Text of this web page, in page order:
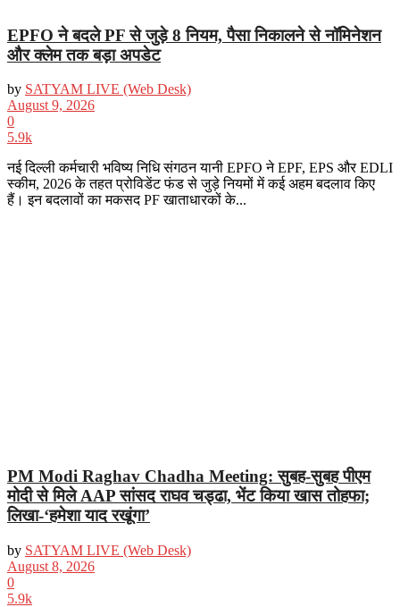
EPFO ने बदले PF से जुड़े 8 नियम, पैसा निकालने से नॉमिनेशन
और क्लेम तक बड़ा अपडेट
by SATYAM LIVE (Web Desk)
August 9, 2026
0
5.9k
नई दिल्ली कर्मचारी भविष्य निधि संगठन यानी EPFO ने EPF, EPS और EDLI
स्कीम, 2026 के तहत प्रोविडेंट फंड से जुड़े नियमों में कई अहम बदलाव किए
हैं। इन बदलावों का मकसद PF खाताधारकों के...
PM Modi Raghav Chadha Meeting: सुबह-सुबह पीएम
मोदी से मिले AAP सांसद राघव चड्ढा, भेंट किया खास तोहफा;
लिखा-‘हमेशा याद रखूंगा’
by SATYAM LIVE (Web Desk)
August 8, 2026
0
5.9k